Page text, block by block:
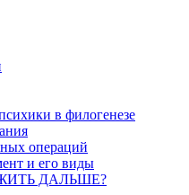
в филогенезе
операций
и его виды
ДАЛЬШЕ?